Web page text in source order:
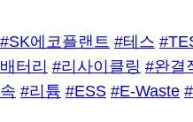
#SK에코플랜트 #테스
배터리 #리사이클링 #완결
속 #리튬 #ESS #E-Waste